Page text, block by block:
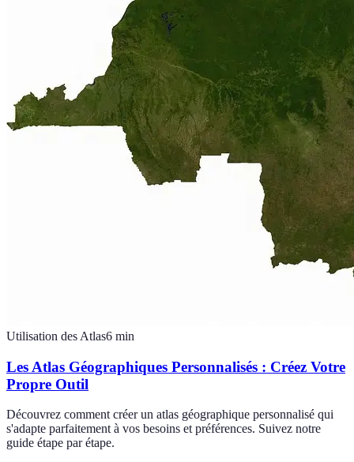
Utilisation des Atlas6 min
Les Atlas Géographiques Personnalisés : Créez Votre
Propre Outil
Découvrez comment créer un atlas géographique personnalisé qui
s'adapte parfaitement à vos besoins et préférences. Suivez notre
guide étape par étape.